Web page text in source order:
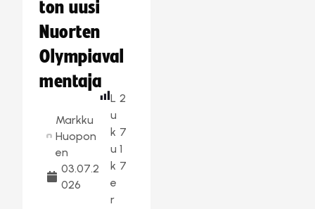
ton uusi
Nuorten
Olympiaval
mentaja
Markku
Huopon
en
03.07.2
026
L
u
k
u
k
e
r
2
7
1
7